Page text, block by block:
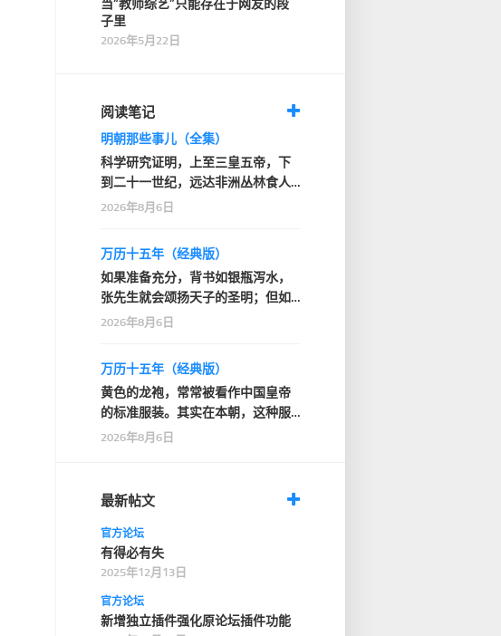
当“教师综艺”只能存在于网友的段
子里
2026年5月22日
阅读笔记
明朝那些事儿（全集）
科学研究证明，上至三皇五帝，下
到二十一世纪，远达非洲丛林食人
部落，近抵家门口的…
2026年8月6日
万历十五年（经典版）
如果准备充分，背书如银瓶泻水，
张先生就会颂扬天子的圣明；但如
果背得结结巴巴或者…
2026年8月6日
万历十五年（经典版）
黄色的龙袍，常常被看作中国皇帝
的标准服装。其实在本朝，这种服
装只在一般性的仪式…
2026年8月6日
最新帖文
官方论坛
有得必有失
2025年12月13日
官方论坛
新增独立插件强化原论坛插件功能